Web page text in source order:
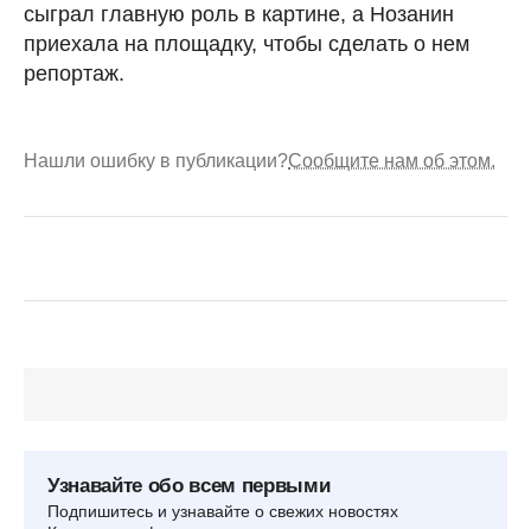
сыграл главную роль в картине, а Нозанин
приехала на площадку, чтобы сделать о нем
репортаж.
Нашли ошибку в публикации?Сообщите нам об этом.
Узнавайте обо всем первыми
Подпишитесь и узнавайте о свежих новостях